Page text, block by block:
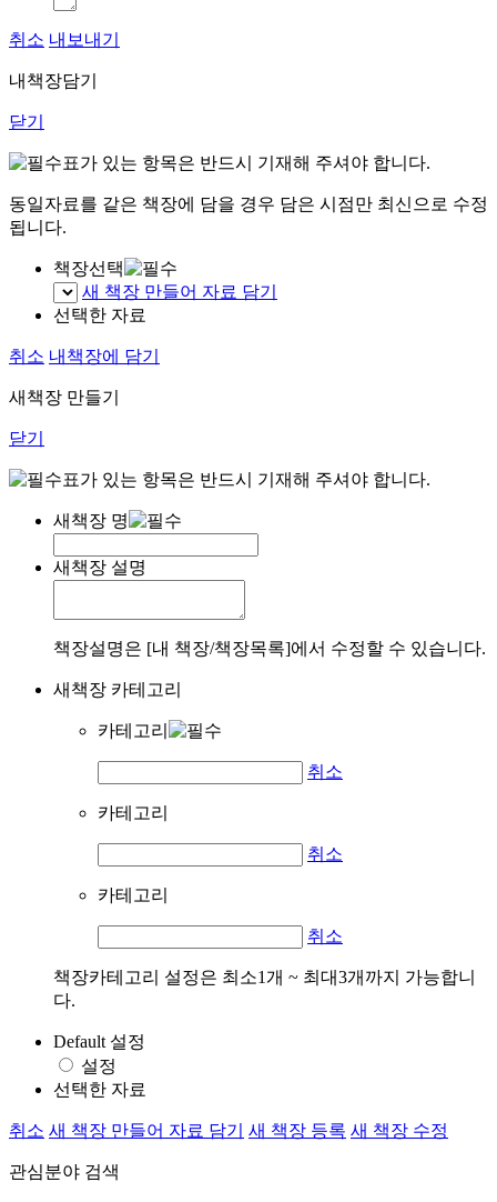
취소 내보내기
내책장담기
닫기
표가 있는 항목은 반드시 기재해 주셔야 합니다.
동일자료를 같은 책장에 담을 경우 담은 시점만 최신으로 수정
됩니다.
책장선택
새 책장 만들어 자료 담기
선택한 자료
취소 내책장에 담기
새책장 만들기
닫기
표가 있는 항목은 반드시 기재해 주셔야 합니다.
새책장 명
새책장 설명
책장설명은 [내 책장/책장목록]에서 수정할 수 있습니다.
새책장 카테고리
카테고리
취소
카테고리
취소
카테고리
취소
책장카테고리 설정은 최소1개 ~ 최대3개까지 가능합니
다.
Default 설정
설정
선택한 자료
취소 새 책장 만들어 자료 담기 새 책장 등록 새 책장 수정
관심분야 검색